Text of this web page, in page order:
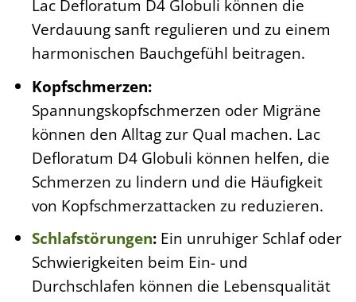
Lac Defloratum D4 Globuli können die
Verdauung sanft regulieren und zu einem
harmonischen Bauchgefühl beitragen.
Kopfschmerzen:
Spannungskopfschmerzen oder Migräne
können den Alltag zur Qual machen. Lac
Defloratum D4 Globuli können helfen, die
Schmerzen zu lindern und die Häufigkeit
von Kopfschmerzattacken zu reduzieren.
Schlafstörungen:Ein unruhiger Schlaf oder
Schwierigkeiten beim Ein- und
Durchschlafen können die Lebensqualität